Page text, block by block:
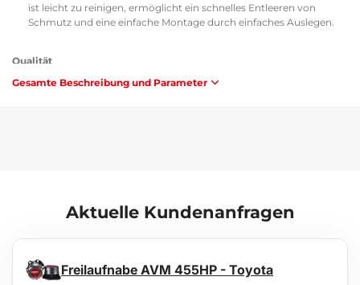
ist leicht zu reinigen, ermöglicht ein schnelles Entleeren von
Schmutz und eine einfache Montage durch einfaches Auslegen.
Qualität
Alle Kofferraumwannen sind mit dem Zertifikat TÜV Süd Czech,
lauwarmem Wasser und einem nicht-aggressiven, nicht
scheuernden Spülmittel o. Ä.). Die Reinigung kann problemlos
Gesamte Beschreibung und Parameter
Aktuelle Kundenanfragen
Freilaufnabe AVM 455HP - Toyota